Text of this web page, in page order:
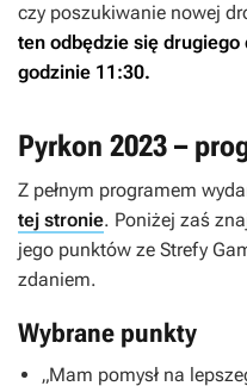
czy poszukiwanie nowej
ten odbędzie się
godzinie 11:30.
Pyrkon 2023 –
Z pełnym programem
tej stronie. Poniżej zaś
jego punktów ze Strefy
zdaniem.
Wybrane punkty
„Mam pomysł na